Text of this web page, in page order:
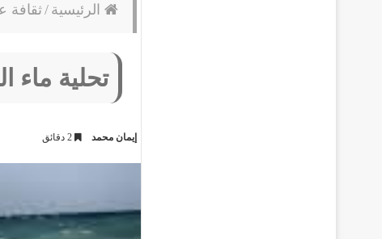
الرئيسية /ثقافة
تحلية ماء
إيمان محمد